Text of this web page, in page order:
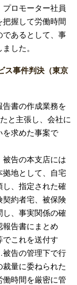
ロモーター社員
握して労働時間
であるとして、事
した。
ス事件判決（東京
書の作成業務を
と主張し、会社に
を求めた事案で
告の本支店には
地として、自宅
、指定された確
約者宅、被保険
、事実関係の確
告書にまとめ
これを送付す
告の管理下で行
量に委ねられた
時間を厳密に管